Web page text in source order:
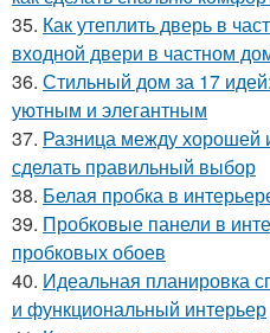
35. Как утеплить дверь в
входной двери в частном
36. Стильный дом за 17
уютным и элегантным
37. Разница между хорошей
сделать правильный выбор
38. Белая пробка в
39. Пробковые панели в
пробковых обоев
40. Идеальная планировка
и функциональный интерьер